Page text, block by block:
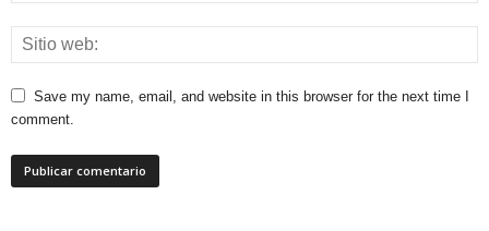
Save my name, email, and website in this browser for the next time I
comment.